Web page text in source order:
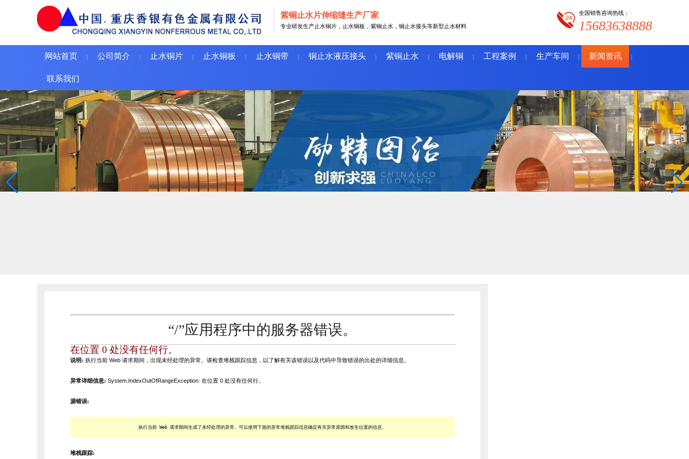
紫铜止水片伸缩缝生产厂家
专业研发生产止水铜片，止水铜板，紫铜止水，铜止水接头等新型止水材料
全国销售咨询热线：
15683638888
网站首页 | 公司简介 | 止水铜片 | 止水铜板 | 止水铜带 | 铜止水液压接头 | 紫铜止水 | 电解铜 | 工程案例 | 生产车间 | 新闻资讯 |
联系我们
“/”应用程序中的服务器错误。
在位置 0 处没有任何行。
说明: 执行当前 Web 请求期间，出现未经处理的异常。请检查堆栈跟踪信息，以了解有关该错误以及代码中导致错误的出处的详细信息。
异常详细信息: System.IndexOutOfRangeException: 在位置 0 处没有任何行。
源错误:
执行当前 Web 请求期间生成了未经处理的异常。可以使用下面的异常堆栈跟踪信息确定有关异常原因和发生位置的信息。
堆栈跟踪: